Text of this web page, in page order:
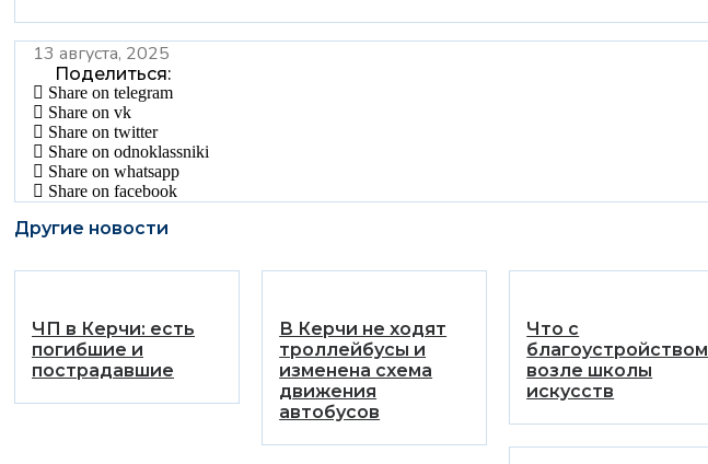
13 августа, 2025
Поделиться:
Share on telegram
Share on vk
Share on twitter
Share on odnoklassniki
Share on whatsapp
Share on facebook
Другие новости
️ЧП в Керчи: есть
погибшие и
пострадавшие
В Керчи не ходят
троллейбусы и
изменена схема
движения
автобусов
Что с
благоустройством
возле школы
искусств